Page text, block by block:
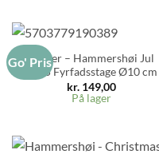
Go' PrisKähler – Hammershøi Jul
2025 Fyrfadsstage Ø10 cm
kr.149,00
På lager